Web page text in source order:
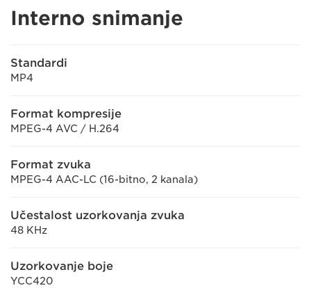
Interno snimanje
Standardi
MP4
Format kompresije
MPEG-4 AVC / H.264
Format zvuka
MPEG-4 AAC-LC (16-bitno, 2 kanala)
Učestalost uzorkovanja zvuka
48 KHz
Uzorkovanje boje
YCC420